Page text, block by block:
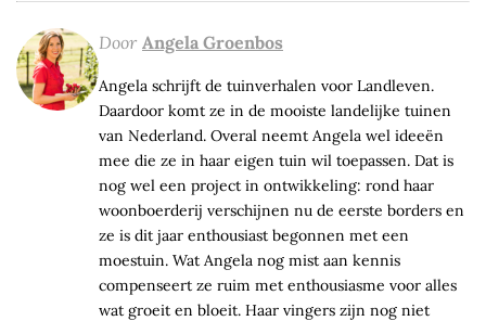
Door Angela Groenbos
Angela schrijft de tuinverhalen voor Landleven.
Daardoor komt ze in de mooiste landelijke tuinen
van Nederland. Overal neemt Angela wel ideeën
mee die ze in haar eigen tuin wil toepassen. Dat is
nog wel een project in ontwikkeling: rond haar
woonboerderij verschijnen nu de eerste borders en
ze is dit jaar enthousiast begonnen met een
moestuin. Wat Angela nog mist aan kennis
compenseert ze ruim met enthousiasme voor alles
wat groeit en bloeit. Haar vingers zijn nog niet